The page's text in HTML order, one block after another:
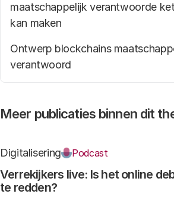
maatschappelijk verantwoorde
kan maken
Ontwerp blockchains
verantwoord
Meer publicaties binnen dit
Verrekijkers live: Is het online
te redden?
Digitalisering Podcast